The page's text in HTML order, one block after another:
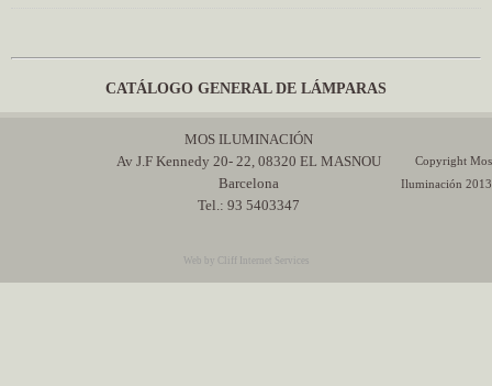
CATÁLOGO GENERAL DE LÁMPARAS
MOS ILUMINACIÓN
Av J.F Kennedy 20- 22, 08320 EL MASNOU
Barcelona
Tel.: 93 5403347
Copyright Mos
Iluminación 2013
Web by Cliff Internet Services